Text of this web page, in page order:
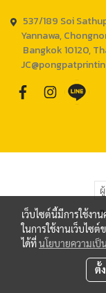
537/189 Soi
Yannawa,
Bangkok 10120,
เว็บไซต์นี้มีการใช้ง
ในการใช้งานเว็บไซ
ได้ที่นโยบายความเป็
ตั้